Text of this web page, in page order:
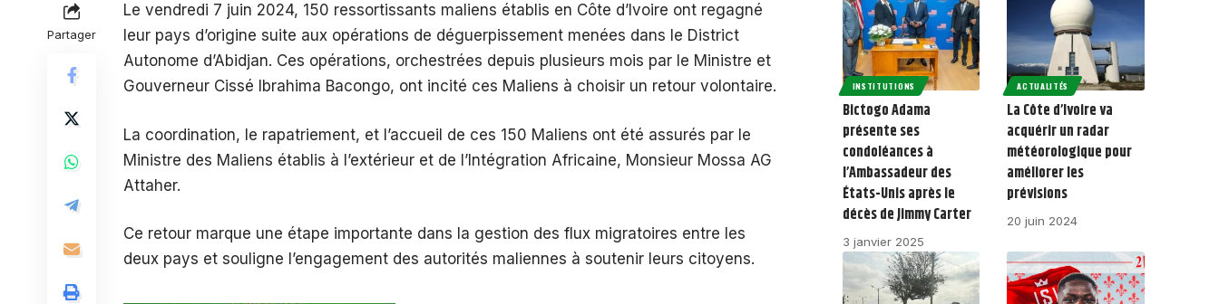
Partager
Le vendredi 7 juin 2024, 150 ressortissants maliens établis en Côte d’Ivoire ont regagné
leur pays d’origine suite aux opérations de déguerpissement menées dans le District
Autonome d’Abidjan. Ces opérations, orchestrées depuis plusieurs mois par le Ministre et
Gouverneur Cissé Ibrahima Bacongo, ont incité ces Maliens à choisir un retour volontaire.
La coordination, le rapatriement, et l’accueil de ces 150 Maliens ont été assurés par le
Ministre des Maliens établis à l’extérieur et de l’Intégration Africaine, Monsieur Mossa AG
Attaher.
Ce retour marque une étape importante dans la gestion des flux migratoires entre les
deux pays et souligne l’engagement des autorités maliennes à soutenir leurs citoyens.
INSTITUTIONS
Bictogo Adama
présente ses
condoléances à
l’Ambassadeur des
États-Unis après le
décès de Jimmy Carter
3 janvier 2025
ACTUALITÉS
La Côte d’Ivoire va
acquérir un radar
météorologique pour
améliorer les
prévisions
20 juin 2024